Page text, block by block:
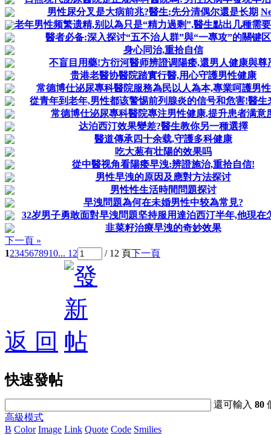
男性尿分叉是大病前兆?醫生:先分清偶尔還是长期
老年男性频繁遗精,别以為只是“精力過剩”,醫生點出几種需
醫者必备:深入探讨“五不治人群”與“一專攻”的關键
身心同治,重拾自信
不盲目用藥!方衍河醫师辨證调陽痿,還男人健康與尊
贵港老醫协醫院踏實行醫,用心守護男性健康
常德博仕泌尿專科醫院服務為民以人為本,專業呵護男
從青年到老年,男性都该警惕前列腺炎的信号和危害!醫生
常德博仕泌尿專科醫院專注男性健康,提升患者满意
达泊西汀效果變差?醫生教你另一種選擇
醫道傳承四十余载,守護多科健康
吃大葱有壮陽的效果吗
從中醫视角看陽痿早洩:辨證施治,重拾自信!
男性早洩的原因及應對方法探讨
男性性生活時間問題探讨
早洩問題為何在未婚男性中较為常見?
32岁男子勇敢面對早洩問題坚持服用達泊西汀半年,他現在
韭菜籽治療早洩的奇妙效果
下一頁 »
12345678910... 12 / 12 頁下一頁
返 回
快速發帖
還可輸入80
高級模式
B Color Image Link Quote Code Smilies